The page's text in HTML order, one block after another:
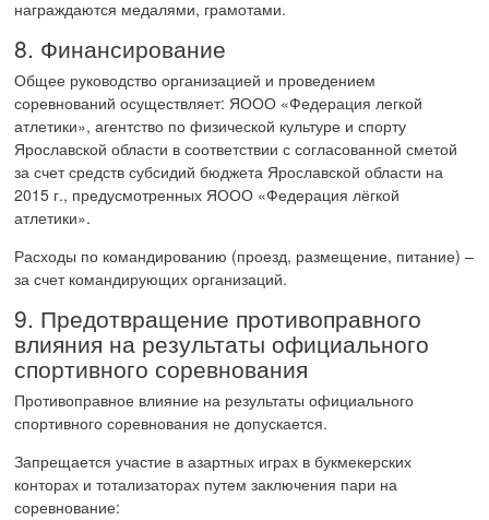
награждаются медалями, грамотами.
8. Финансирование
Общее руководство организацией и проведением
соревнований осуществляет: ЯООО «Федерация легкой
атлетики», агентство по физической культуре и спорту
Ярославской области в соответствии с согласованной сметой
за счет средств субсидий бюджета Ярославской области на
2015 г., предусмотренных ЯООО «Федерация лёгкой
атлетики».
Расходы по командированию (проезд, размещение, питание) –
за счет командирующих организаций.
9. Предотвращение противоправного
влияния на результаты официального
спортивного соревнования
Противоправное влияние на результаты официального
спортивного соревнования не допускается.
Запрещается участие в азартных играх в букмекерских
конторах и тотализаторах путем заключения пари на
соревнование: